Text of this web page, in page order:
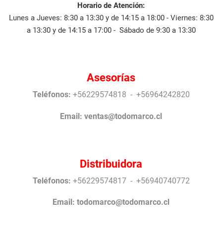
Horario de Atención:
Lunes a Jueves: 8:30 a 13:30 y de 14:15 a 18:00 - Viernes: 8:30
a 13:30 y de 14:15 a 17:00 - Sábado de 9:30 a 13:30
Asesorías
Teléfonos: +56229574818 - +56964242820
Email: ventas@todomarco.cl
Distribuidora
Teléfonos: +56229574817 - +56940740772
Email: todomarco@todomarco.cl